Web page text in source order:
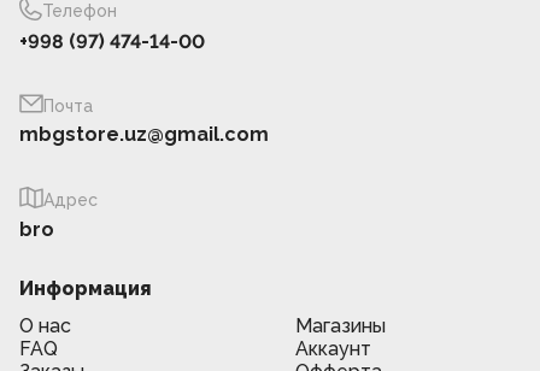
Телефон
+998 (97) 474-14-00
Почта
mbgstore.uz@gmail.com
Адрес
bro
Информация
О нас
Магазины
FAQ
Аккаунт